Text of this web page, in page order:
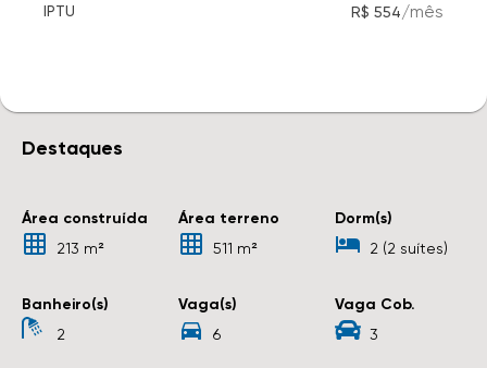
IPTU R$ 554/mês
Destaques
Área construída
213 m²
Área terreno
511 m²
Dorm(s)
2 (2 suítes)
Banheiro(s)
2
Vaga(s)
6
Vaga Cob.
3